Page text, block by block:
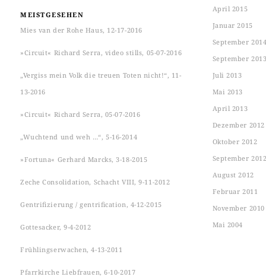
MEISTGESEHEN
Mies van der Rohe Haus, 12-17-2016
»Circuit« Richard Serra, video stills, 05-07-2016
„Vergiss mein Volk die treuen Toten nicht!“, 11-
13-2016
»Circuit« Richard Serra, 05-07-2016
„Wuchtend und weh …“, 5-16-2014
»Fortuna« Gerhard Marcks, 3-18-2015
Zeche Consolidation, Schacht VIII, 9-11-2012
Gentrifizierung / gentrification, 4-12-2015
Gottesacker, 9-4-2012
Frühlingserwachen, 4-13-2011
Pfarrkirche Liebfrauen, 6-10-2017
April 2015
Januar 2015
September
September
Juli 2013
Mai 2013
April 2013
Dezember 2012
Oktober 2012
September
August 2012
Februar 2011
November 2010
Mai 2004